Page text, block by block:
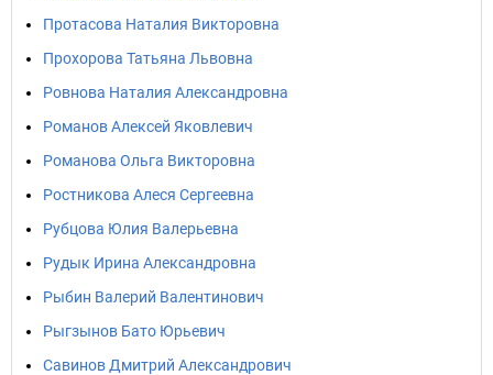
Протасова Наталия Викторовна
Прохорова Татьяна Львовна
Ровнова Наталия Александровна
Романов Алексей Яковлевич
Романова Ольга Викторовна
Ростникова Алеся Сергеевна
Рубцова Юлия Валерьевна
Рудык Ирина Александровна
Рыбин Валерий Валентинович
Рыгзынов Бато Юрьевич
Савинов Дмитрий Александрович